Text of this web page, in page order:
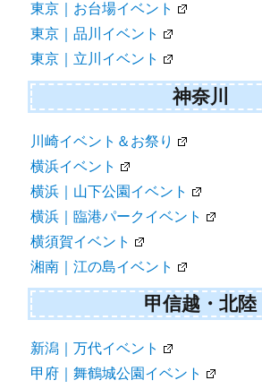
東京｜お台場イベント
東京｜品川イベント
東京｜立川イベント
神奈川
川崎イベント＆お祭り
横浜イベント
横浜｜山下公園イベント
横浜｜臨港パークイベント
横須賀イベント
湘南｜江の島イベント
甲信越・北陸
新潟｜万代イベント
甲府｜舞鶴城公園イベント